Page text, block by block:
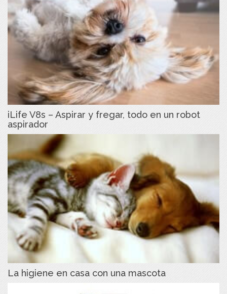
iLife V8s – Aspirar y fregar, todo en un robot
aspirador
La higiene en casa con una mascota